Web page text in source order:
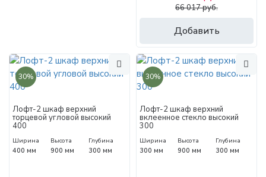
Добавить
66 017 руб.
30%
Лофт-2 шкаф верхний
торцевой угловой высокий
400
Ширина
400 мм
Высота
900 мм
Глубина
300 мм
30%
Лофт-2 шкаф верхний
вклеенное стекло высокий
300
Ширина
300 мм
Высота
900 мм
Глубина
300 мм